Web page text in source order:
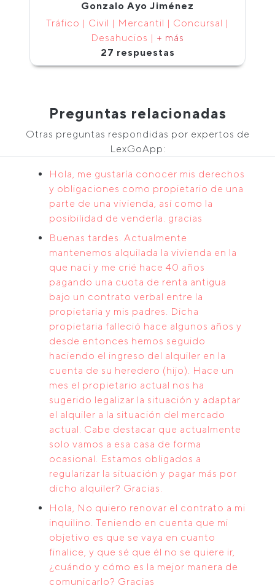
Gonzalo Ayo Jiménez
Tráfico | Civil | Mercantil | Concursal |
Desahucios | + más
27 respuestas
Preguntas relacionadas
Otras preguntas respondidas por expertos de
LexGoApp:
Hola, me gustaría conocer mis derechos
y obligaciones como propietario de una
parte de una vivienda, así como la
posibilidad de venderla. gracias
Buenas tardes. Actualmente
mantenemos alquilada la vivienda en la
que nací y me crié hace 40 años
pagando una cuota de renta antigua
bajo un contrato verbal entre la
propietaria y mis padres. Dicha
propietaria falleció hace algunos años y
desde entonces hemos seguido
haciendo el ingreso del alquiler en la
cuenta de su heredero (hijo). Hace un
mes el propietario actual nos ha
sugerido legalizar la situación y adaptar
el alquiler a la situación del mercado
actual. Cabe destacar que actualmente
solo vamos a esa casa de forma
ocasional. Estamos obligados a
regularizar la situación y pagar más por
dicho alquiler? Gracias.
Hola, No quiero renovar el contrato a mi
inquilino. Teniendo en cuenta que mi
objetivo es que se vaya en cuanto
finalice, y que sé que él no se quiere ir,
¿cuándo y cómo es la mejor manera de
comunicarlo? Gracias